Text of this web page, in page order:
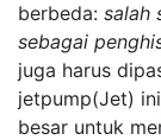
berbeda: salah
sebagai
juga harus
jetpump(Jet)
besar untuk